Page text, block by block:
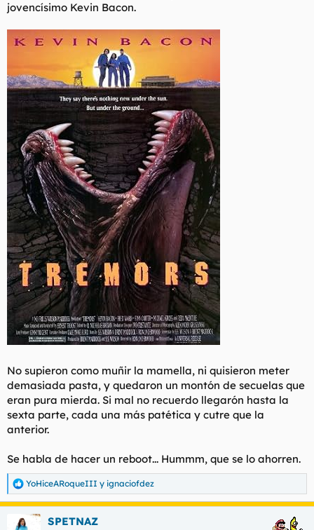
jovencísimo Kevin Bacon.
No supieron como muñir la mamella, ni quisieron meter
demasiada pasta, y quedaron un montón de secuelas que
eran pura mierda. Si mal no recuerdo llegarón hasta la
sexta parte, cada una más patética y cutre que la
anterior.
Se habla de hacer un reboot... Hummm, que se lo ahorren.
R
e
a
YoHiceARoqueIII y ignaciofdez
SPETNAZ